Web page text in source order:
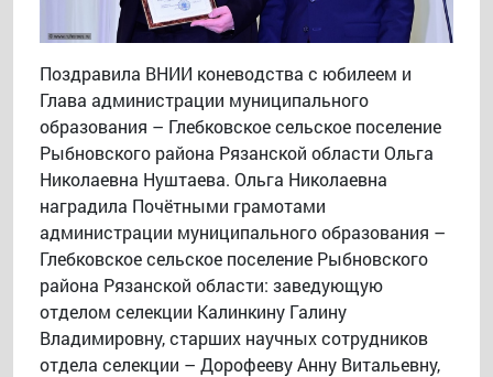
Поздравила ВНИИ коневодства с юбилеем и
Глава администрации муниципального
образования – Глебковское сельское поселение
Рыбновского района Рязанской области Ольга
Николаевна Нуштаева. Ольга Николаевна
наградила Почётными грамотами
администрации муниципального образования –
Глебковское сельское поселение Рыбновского
района Рязанской области: заведующую
отделом селекции Калинкину Галину
Владимировну, старших научных сотрудников
отдела селекции – Дорофееву Анну Витальевну,